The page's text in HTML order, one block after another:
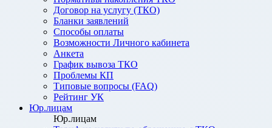
Договор на услугу (ТКО)
Бланки заявлений
Способы оплаты
Возможности Личного кабинета
Анкета
График вывоза ТКО
Проблемы КП
Типовые вопросы (FAQ)
Рейтинг УК
Юр.лицам
Юр.лицам